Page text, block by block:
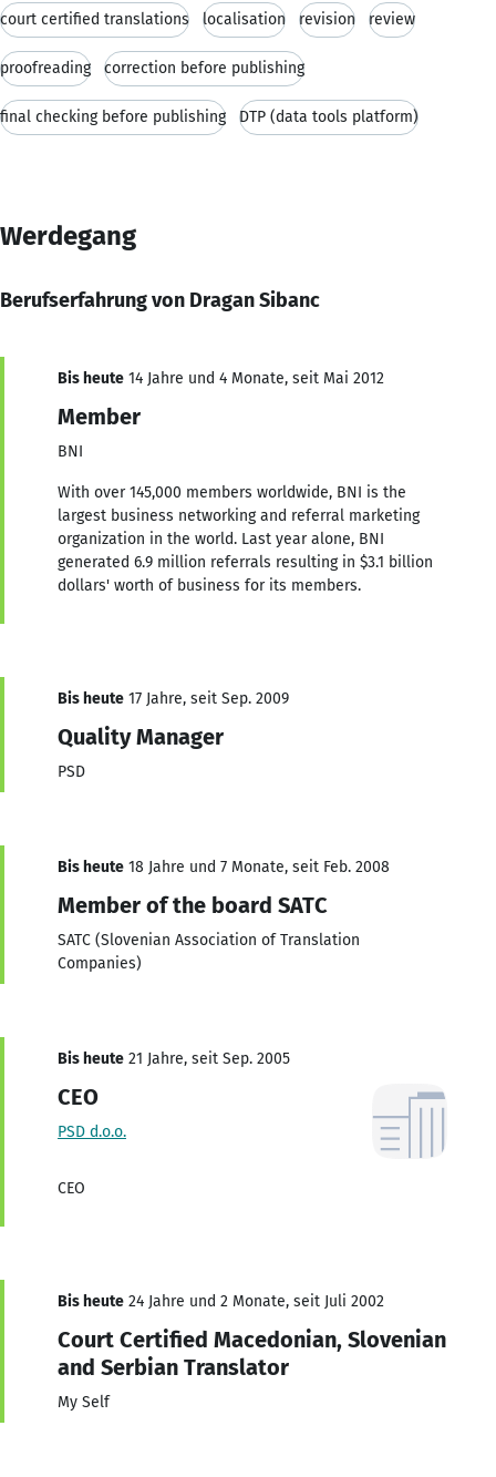
court certified translations localisation revision review
proofreading correction before publishing
final checking before publishing DTP (data tools platform)
Werdegang
Berufserfahrung von Dragan Sibanc
Bis heute 14 Jahre und 4 Monate, seit Mai 2012
Member
BNI
With over 145,000 members worldwide, BNI is the
largest business networking and referral marketing
organization in the world. Last year alone, BNI
generated 6.9 million referrals resulting in $3.1 billion
dollars' worth of business for its members.
Bis heute 17 Jahre, seit Sep. 2009
Quality Manager
PSD
Bis heute 18 Jahre und 7 Monate, seit Feb. 2008
Member of the board SATC
SATC (Slovenian Association of Translation
Companies)
Bis heute 21 Jahre, seit Sep. 2005
CEO
PSD d.o.o.
CEO
Bis heute 24 Jahre und 2 Monate, seit Juli 2002
Court Certified Macedonian, Slovenian
and Serbian Translator
My Self